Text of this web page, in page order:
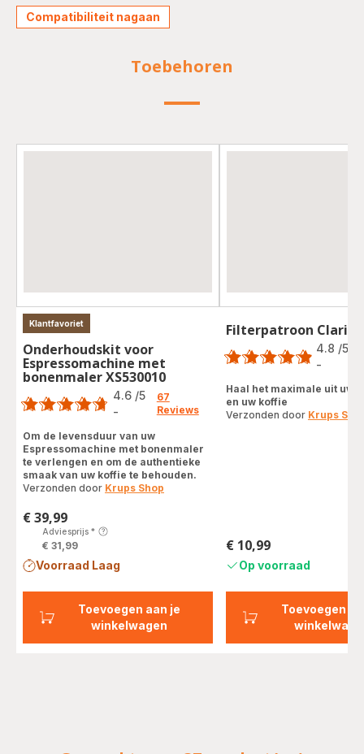
Compatibiliteit nagaan
Toebehoren
Toevoegen aan je
winkelwagen
Klantfavoriet
Onderhoudskit voor
Espressomachine met
bonenmaler XS530010
Score
4.6 /5
-
67
Reviews
Om de levensduur van uw
Espressomachine met bonenmaler
te verlengen en om de authentieke
smaak van uw koffie te behouden.
Verzonden door Krups Shop
Prijs
€ 39,99
Adviesprijs*
€ 31,99
Voorraad Laag
Toevoegen
Filterpatroon Claris
Score
4.8 /5
-
Haal het maximale uit uw
en uw koffie
Verzonden door Krups
Prijs
€ 10,99
Op voorraad